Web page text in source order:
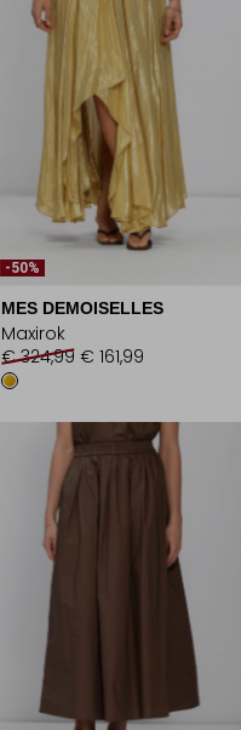
-50%
MES DEMOISELLES
Maxirok
€ 324,99 € 161,99